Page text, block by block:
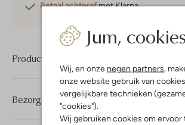
Jum,
Wij, en onze negen partners ,
onze website gebruik van
vergelijkbare technieken
"cookies").
Wij gebruiken cookies om ervoor
Betaal achterafmet Klarna
Product informatie
Bezorgen & retourneren